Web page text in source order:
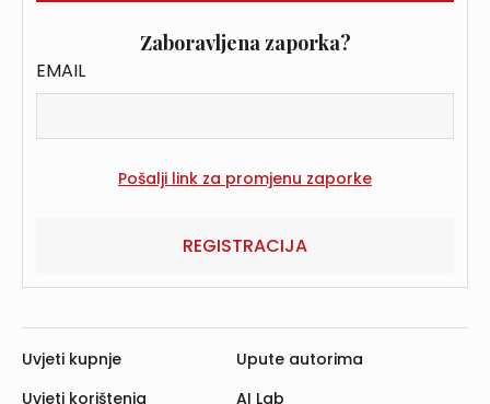
Zaboravljena zaporka?
EMAIL
REGISTRACIJA
Uvjeti kupnje
Uvjeti korištenja
Upute autorima
AI Lab